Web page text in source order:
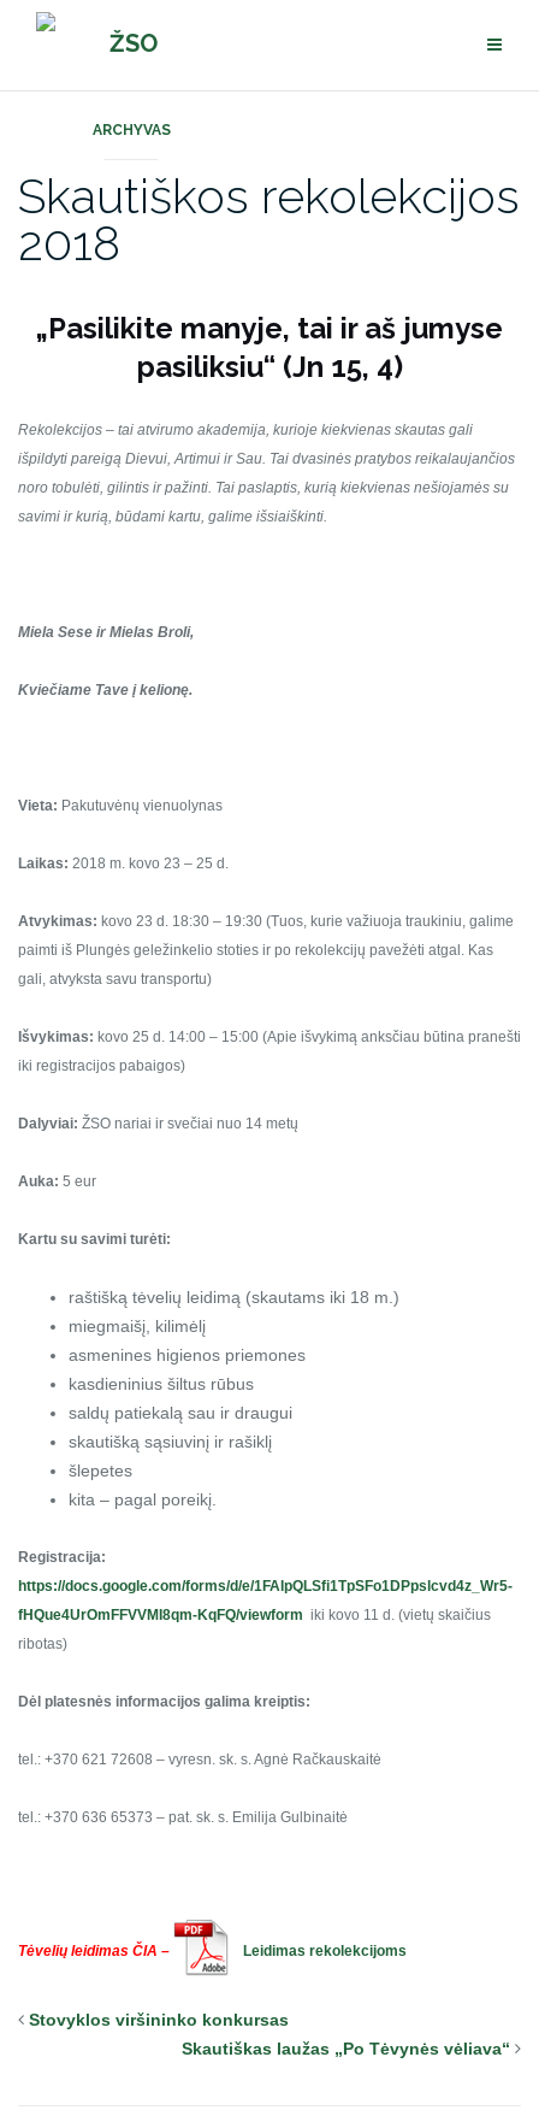
Pereiti
ŽSO
ARCHYVAS
Skautiškos rekolekcijos
2018
„Pasilikite manyje, tai ir aš jumyse
pasiliksiu“ (Jn 15, 4)
Rekolekcijos – tai atvirumo akademija, kurioje kiekvienas skautas gali
išpildyti pareigą Dievui, Artimui ir Sau. Tai dvasinės pratybos reikalaujančios
noro tobulėti, gilintis ir pažinti. Tai paslaptis, kurią kiekvienas nešiojamės su
savimi ir kurią, būdami kartu, galime išsiaiškinti.
Miela Sese ir Mielas Broli,
Kviečiame Tave į kelionę.
Vieta: Pakutuvėnų vienuolynas
Laikas: 2018 m. kovo 23 – 25 d.
Atvykimas: kovo 23 d. 18:30 – 19:30 (Tuos, kurie važiuoja traukiniu, galime
paimti iš Plungės geležinkelio stoties ir po rekolekcijų pavežėti atgal. Kas
gali, atvyksta savu transportu)
Išvykimas: kovo 25 d. 14:00 – 15:00 (Apie išvykimą anksčiau būtina pranešti
iki registracijos pabaigos)
Dalyviai: ŽSO nariai ir svečiai nuo 14 metų
Auka: 5 eur
Kartu su savimi turėti:
raštišką tėvelių leidimą (skautams iki 18 m.)
miegmaišį, kilimėlį
asmenines higienos priemones
kasdieninius šiltus rūbus
saldų patiekalą sau ir draugui
skautišką sąsiuvinį ir rašiklį
šlepetes
kita – pagal poreikį.
Registracija:
https://docs.google.com/forms/d/e/1FAIpQLSfi1TpSFo1DPpslcvd4z_Wr5-
fHQue4UrOmFFVVMI8qm-KqFQ/viewform iki kovo 11 d. (vietų skaičius
ribotas)
Dėl platesnės informacijos galima kreiptis:
tel.: +370 621 72608 – vyresn. sk. s. Agnė Račkauskaitė
tel.: +370 636 65373 – pat. sk. s. Emilija Gulbinaitė
Tėvelių leidimas ČIA – Leidimas rekolekcijoms
Stovyklos viršininko konkursas
Skautiškas laužas „Po Tėvynės vėliava“